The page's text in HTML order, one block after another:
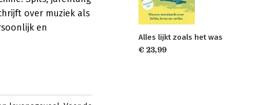
over muziek als
en
Alles lijkt zoals het was
€ 23,99